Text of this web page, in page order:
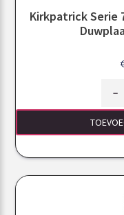
Kirkpatrick Serie
-